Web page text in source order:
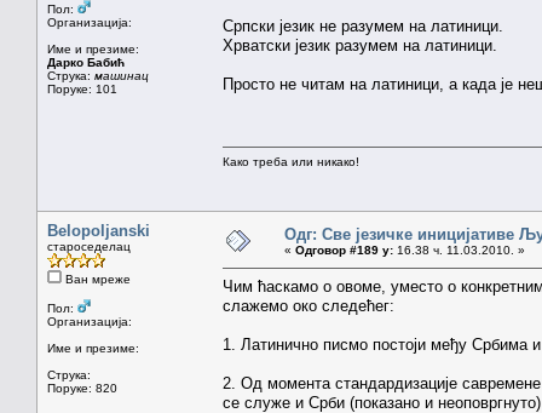
Пол:
Организација:
Име и презиме:
Дарко Бабић
Струка: машинац
Поруке: 101
Српски језик не разумем на латиници.
Хрватски језик разумем на латиници.
Просто не читам на латиници, а када је
Како треба или никако!
Belopoljanski
староседелац
Ван мреже
Пол:
Организација:
Име и презиме:
Струка:
Поруке: 820
Одг: Све језичке иницијативе
« Одговор #189 у: 16.38 ч. 11.03.2010. »
Чим ћаскамо о овоме, уместо о
слажемо око следећег:
1. Латинично писмо постоји међу Србима
2. Од момента стандардизације савремене
се служе и Срби (показано и